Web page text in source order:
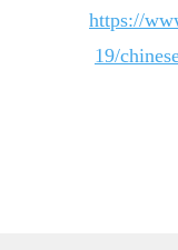
https://
19/